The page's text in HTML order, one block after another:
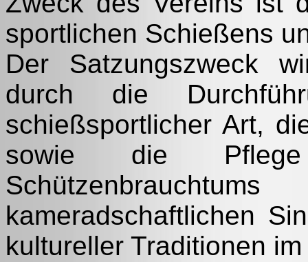
sportlichen Schießens
Der Satzungszweck
durch die
schießsportlicher Art,
sowie die
kameradschaftlichen
kultureller Traditionen